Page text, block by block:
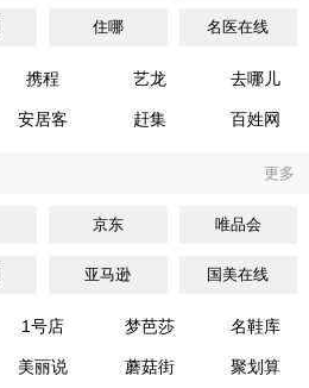
住哪 名医在线
携程 艺龙 去哪儿
安居客 赶集 百姓网
更多
京东 唯品会
亚马逊 国美在线
1号店 梦芭莎 名鞋库
美丽说 蘑菇街 聚划算